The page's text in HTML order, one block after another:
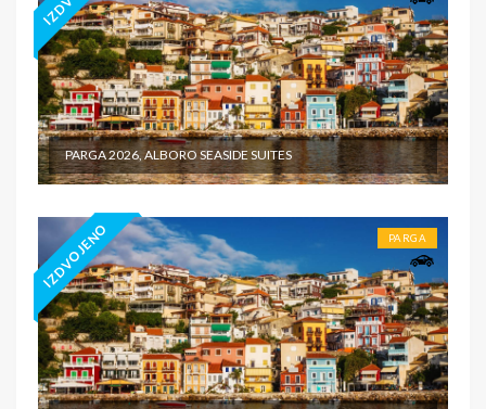
PARGA 2026, ALBORO SEASIDE SUITES
IZDVOJENO PARGA